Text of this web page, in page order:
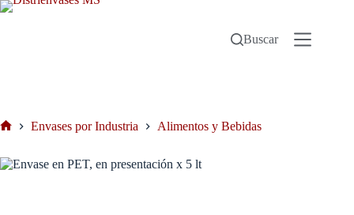
Buscar
Envases por Industria Alimentos y Bebidas